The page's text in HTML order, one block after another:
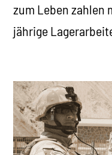
zum Leben zahlen
jährige